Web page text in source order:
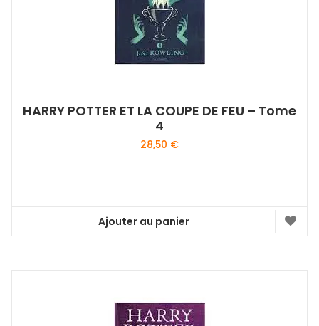
HARRY POTTER ET LA COUPE DE FEU – Tome
4
28,50 €
Ajouter au panier